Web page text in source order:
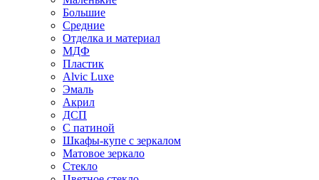
Большие
Средние
Отделка и материал
МДФ
Пластик
Alvic Luxe
Эмаль
Акрил
ДСП
С патиной
Шкафы-купе с зеркалом
Матовое зеркало
Стекло